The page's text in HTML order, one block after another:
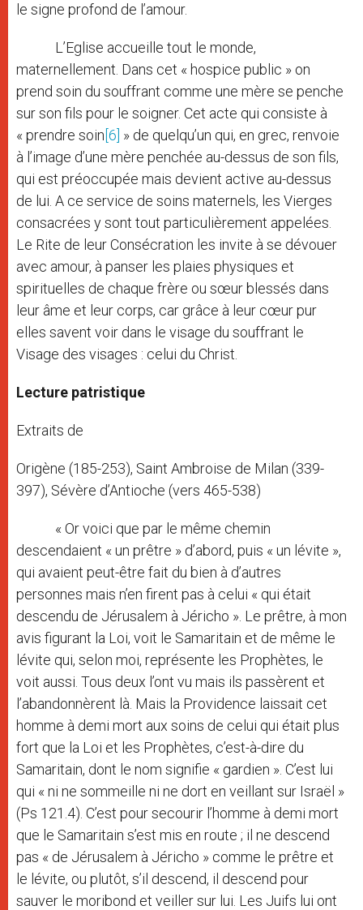
le signe profond de l’amour.
L’Eglise accueille tout le monde,
maternellement. Dans cet « hospice public » on
prend soin du souffrant comme une mère se penche
sur son fils pour le soigner. Cet acte qui consiste à
« prendre soin [6] » de quelqu’un qui, en grec, renvoie
à l’image d’une mère penchée au-dessus de son fils,
qui est préoccupée mais devient active au-dessus
de lui. A ce service de soins maternels, les Vierges
consacrées y sont tout particulièrement appelées.
Le Rite de leur Consécration les invite à se dévouer
avec amour, à panser les plaies physiques et
spirituelles de chaque frère ou sœur blessés dans
leur âme et leur corps, car grâce à leur cœur pur
elles savent voir dans le visage du souffrant le
Visage des visages : celui du Christ.
Lecture patristique
Extraits de
Origène (185-253), Saint Ambroise de Milan (339-
397), Sévère d’Antioche (vers 465-538)
« Or voici que par le même chemin
descendaient « un prêtre » d’abord, puis « un lévite »,
qui avaient peut-être fait du bien à d’autres
personnes mais n’en firent pas à celui « qui était
descendu de Jérusalem à Jéricho ». Le prêtre, à mon
avis figurant la Loi, voit le Samaritain et de même le
lévite qui, selon moi, représente les Prophètes, le
voit aussi. Tous deux l’ont vu mais ils passèrent et
l’abandonnèrent là. Mais la Providence laissait cet
homme à demi mort aux soins de celui qui était plus
fort que la Loi et les Prophètes, c’est-à-dire du
Samaritain, dont le nom signifie « gardien ». C’est lui
qui « ni ne sommeille ni ne dort en veillant sur Israël »
(Ps 121.4). C’est pour secourir l’homme à demi mort
que le Samaritain s’est mis en route ; il ne descend
pas « de Jérusalem à Jéricho » comme le prêtre et
le lévite, ou plutôt, s’il descend, il descend pour
sauver le moribond et veiller sur lui. Les Juifs lui ont